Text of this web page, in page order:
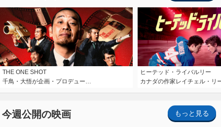
THE ONE SHOT
千鳥・大悟が企画・プロデュー…
ヒーテッド・ライバルリー
カナダの作家レイチェル・リ
今週公開の映画 もっと見る